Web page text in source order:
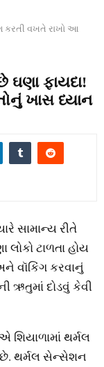
કરતી વખતે રાખો આ
ઘણા ફાયદા!
ખાસ ધ્યાન
સામાન્ય રીતે
ટાળતા હોય
વૉકિંગ કરવાનું
ઋતુમાં દોડવું કેવી
થર્મલ
થર્મલ સેન્સેશન